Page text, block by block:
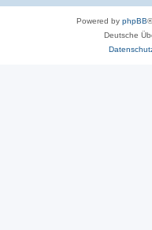
Powered by phpBB
Deutsche